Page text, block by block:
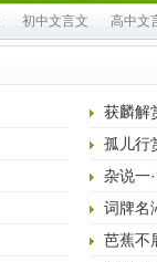
初中文言文 高中文
获麟解
孤儿行
杂说一
词牌名
芭蕉不